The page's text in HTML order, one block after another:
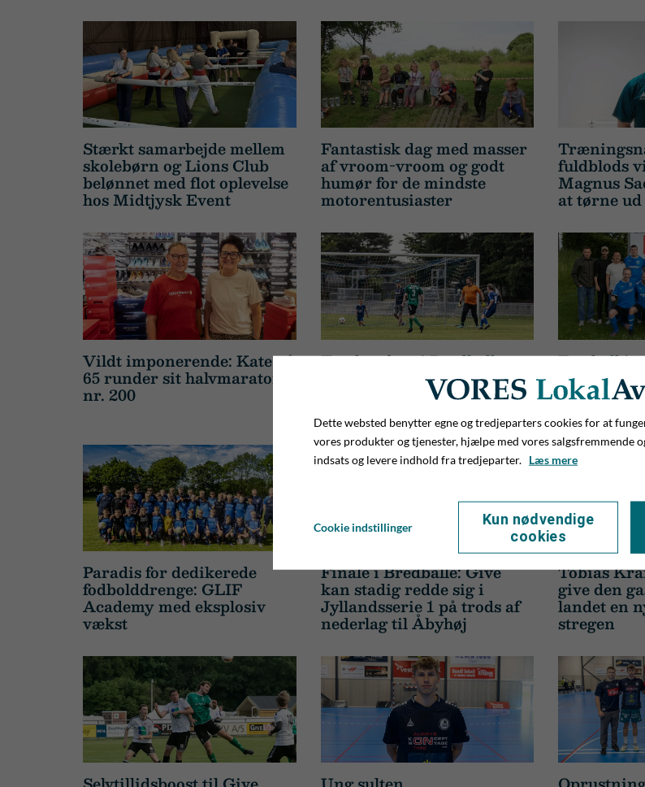
Stærkt samarbejde mellem
skolebørn og Lions Club
belønnet med flot oplevelse
hos Midtjysk Event
Fantastisk dag med masser
af vroom-vroom og godt
humør for de mindste
motorentusiaster
fuldblods
Magnus
at tørne
Vildt imponerende: Kate på
65 runder sit halvmaraton
nr. 200
Total nedtur i Bredballe:
Give rykker direkte ud af
jyllandsserie 1
Football is
Flot
Thyregod
Paradis for dedikerede
fodbolddrenge: GLIF
Academy med eksplosiv
vækst
Finale i Bredballe: Give
kan stadig redde sig i
Jyllandsserie 1 på trods af
nederlag til Åbyhøj
Tobias
give den
landet en
stregen
Dette websted benytter egne og tredjeparters cookies for at
vores produkter og tjenester, hjælpe med vores salgsfremmende
indsats og levere indhold fra tredjeparter. Læs mere
Cookie indstillinger
Kun nødvendige
cookies